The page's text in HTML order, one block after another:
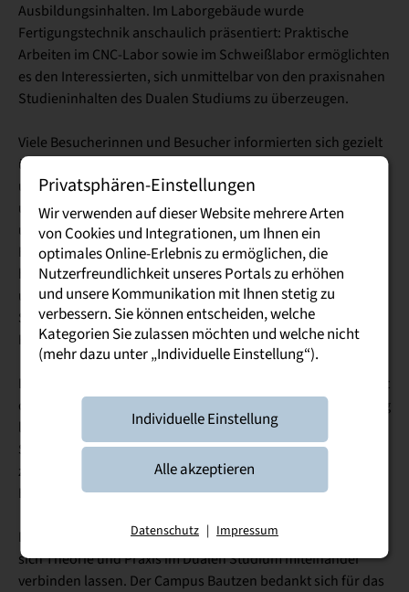
Ausbildungsinhalten. Im Laborgebäude wurde
Fertigungstechnik anschaulich präsentiert: Praktische
Arbeiten im CNC-Labor sowie im Schweißlabor ermöglichten
es den Interessierten, sich unmittelbar von den praxisnahen
Studieninhalten des Dualen Studiums zu überzeugen.
Viele Besucherinnen und Besucher informierten sich gezielt
über die Kombination aus wissenschaftlicher Ausbildung
und betrieblicher Praxis. Die enge Verzahnung von Theorie
und Praxis, die intensive Zusammenarbeit mit regionalen
und überregionalen Praxispartnern sowie die sehr guten
Berufsaussichten überzeugten zahlreiche Interessierte. Die
hohe Besucherzahl und die Vielzahl konkreter Nachfragen
unterstreichen die wachsende Bedeutung des Dualen
Studiums als attraktive Alternative zum klassischen
Hochschulstudium.
Der Campus Bautzen zieht eine durchweg positive Bilanz. Mit
der Teilnahme am sachsenweiten Hochschulinformationstag
leistet der Standort einen wichtigen Beitrag zur
Studienorientierung junger Menschen und unterstreicht
zugleich seine Rolle als zukunftsorientierter
Bildungsanbieter in der Region.
Der heutige Tag hat eindrucksvoll gezeigt, wie erfolgreich
sich Theorie und Praxis im Dualen Studium miteinander
verbinden lassen. Der Campus Bautzen bedankt sich für das
Privatsphären-Einstellungen
Wir verwenden auf dieser Website mehrere Arten
von Cookies und Integrationen, um Ihnen ein
optimales Online-Erlebnis zu ermöglichen, die
Nutzerfreundlichkeit unseres Portals zu erhöhen
und unsere Kommunikation mit Ihnen stetig zu
verbessern. Sie können entscheiden, welche
Kategorien Sie zulassen möchten und welche nicht
(mehr dazu unter „Individuelle Einstellung“).
Individuelle Einstellung
Alle akzeptieren
Datenschutz | Impressum